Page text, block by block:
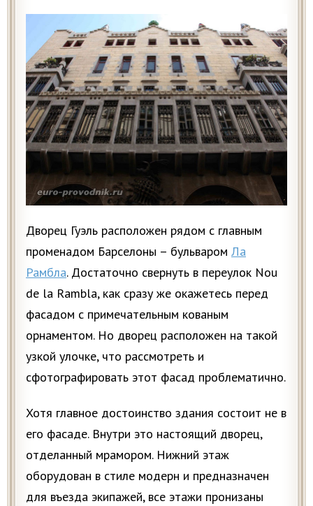
Дворец Гуэль расположен рядом с главным
променадом Барселоны – бульваром Ла
Рамбла. Достаточно свернуть в переулок Nou
de la Rambla, как сразу же окажетесь перед
фасадом с примечательным кованым
орнаментом. Но дворец расположен на такой
узкой улочке, что рассмотреть и
сфотографировать этот фасад проблематично.
Хотя главное достоинство здания состоит не в
его фасаде. Внутри это настоящий дворец,
отделанный мрамором. Нижний этаж
оборудован в стиле модерн и предназначен
для въезда экипажей, все этажи пронизаны